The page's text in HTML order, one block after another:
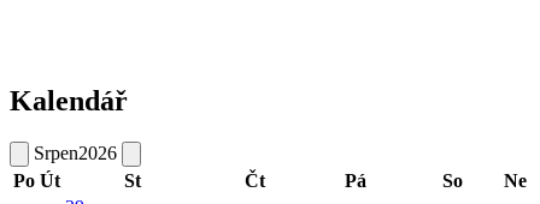
Kalendář
Srpen2026
Po Út St Čt Pá So Ne